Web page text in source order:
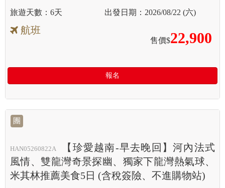
6天 2026/08/22 (六)
航班
售價$22,900
報名
團
HAN05260822A
【珍愛越南-早去晚回】河內法式
風情、雙龍灣奇景探幽、獨家下龍灣熱氣球、
米其林推薦美食5日 (含稅簽險、不進購物站)